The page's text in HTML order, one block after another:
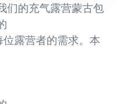
们的充气露营蒙古包
露营者的需求。本